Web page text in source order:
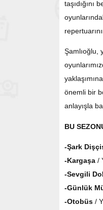
taşıdığını
Şamlıoğlu,
önemli bir
anlayışla
BU
-Şark
-Kargaşa /
-Sevgili
-Günlük
-Otobüs /